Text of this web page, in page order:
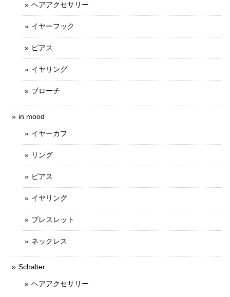
ヘアアクセサリー
イヤーフック
ピアス
イヤリング
ブローチ
in mood
イヤーカフ
リング
ピアス
イヤリング
ブレスレット
ネックレス
Schalter
ヘアアクセサリー